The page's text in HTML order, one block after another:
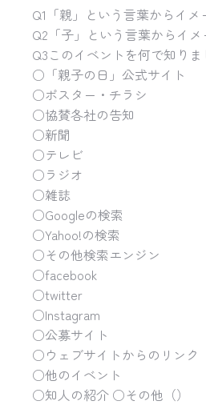
Q1「親」という言葉からイメ
Q2「子」という言葉からイメ
Q3このイベントを何で知りま
○「親子の日」公式サイト
○ポスター・チラシ
○協賛各社の告知
○新聞
○テレビ
○ラジオ
○雑誌
○Googleの検索
○Yahoo!の検索
○その他検索エンジン
○facebook
○twitter
○Instagram
○公募サイト
○ウェブサイトからのリンク
○他のイベント
○知人の紹介 ○その他（）